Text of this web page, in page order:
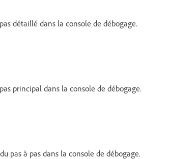
détaillé dans la console de débogage.
principal dans la console de débogage.
pas à pas dans la console de débogage.